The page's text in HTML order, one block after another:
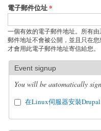
電子郵件位址*
一個有效的電子郵件地址。所有
郵件地址不會被公開，並且只在
才會用此電子郵件地址寄信給您。
Event signup
You will be automatically
在Linux伺服器安裝